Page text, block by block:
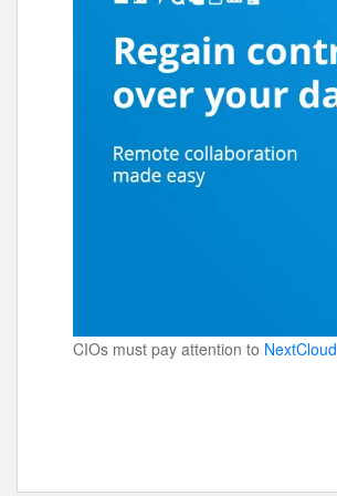
CIOs must pay attention to NextCloud